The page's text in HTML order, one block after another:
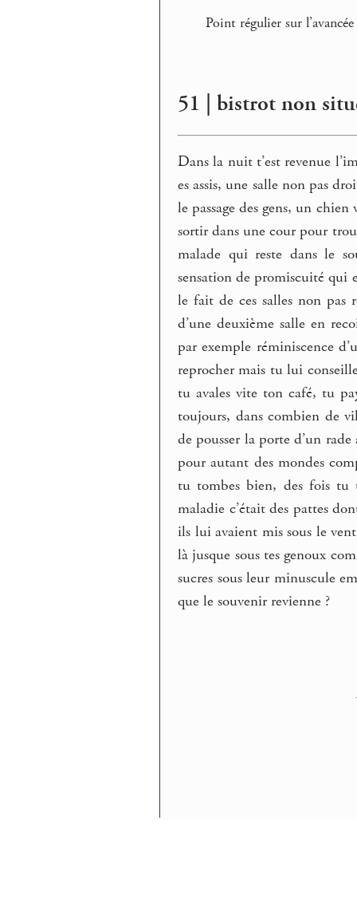
Point régulier sur
51 | bistrot non
Dans la nuit t’est revenue
es assis, une salle non pas
le passage des gens, un
sortir dans une cour pour
malade qui reste dans le
sensation de promiscuité qui
le fait de ces salles non pas
d’une deuxième salle en
par exemple réminiscence
reprocher mais tu lui
tu avales vite ton café, tu
toujours, dans combien de
de pousser la porte d’un
pour autant des mondes
tu tombes bien, des fois tu
maladie c’était des pattes
ils lui avaient mis sous le
là jusque sous tes genoux
sucres sous leur minuscule
que le souvenir revienne ?